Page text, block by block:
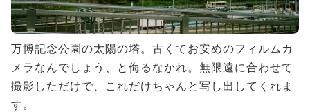
万博記念公園の太陽の塔。古くてお安めのフィルムカ
メラなんでしょう、と侮るなかれ。無限遠に合わせて
撮影しただけで、これだけちゃんと写し出してくれま
す。